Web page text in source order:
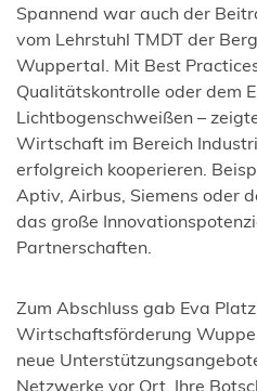
Spannend war auch der
vom Lehrstuhl TMDT der
Wuppertal. Mit Best
Qualitätskontrolle oder dem
Lichtbogenschweißen –
Wirtschaft im Bereich
erfolgreich kooperieren.
Aptiv, Airbus, Siemens oder
das große
Partnerschaften.
Zum Abschluss gab Eva
Wirtschaftsförderung
neue
Netzwerke vor Ort. Ihre